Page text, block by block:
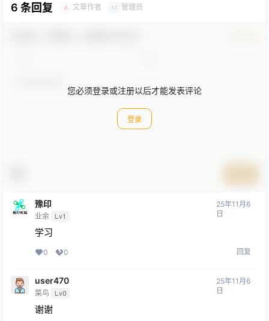
6 条回复 A 文章作者 M 管理员
您必须登录或注册以后才能发表评论
登录
豫印
业余 Lv1
25年11月6
日
学习
0 0 回复
user470
菜鸟 Lv0
25年11月6
日
谢谢